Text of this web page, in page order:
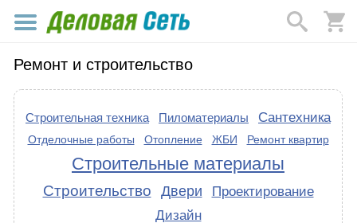
Ремонт и строительство
Строительная техника Пиломатериалы Сантехника
Отделочные работы Отопление ЖБИ Ремонт квартир
Строительные материалы
Строительство Двери
Проектирование
Дизайн